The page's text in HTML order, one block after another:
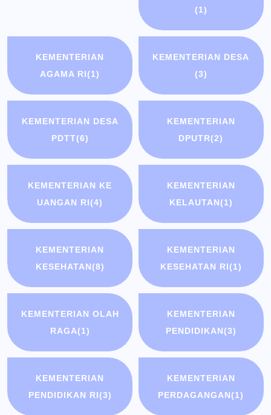
(1)
KEMENTERIAN
AGAMA RI(1)
KEMENTERIAN DESA
(3)
KEMENTERIAN DESA
PDTT(6)
KEMENTERIAN
DPUTR(2)
KEMENTERIAN KE
UANGAN RI(4)
KEMENTERIAN
KELAUTAN(1)
KEMENTERIAN
KESEHATAN(8)
KEMENTERIAN
KESEHATAN RI(1)
KEMENTERIAN OLAH
RAGA(1)
KEMENTERIAN
PENDIDIKAN(3)
KEMENTERIAN
PENDIDIKAN RI(3)
KEMENTERIAN
PERDAGANGAN(1)